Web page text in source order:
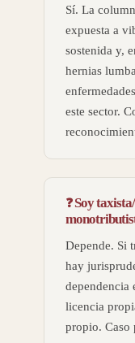
Sí. La
expuesta a
sostenida y,
hernias
este sector.
Soy
Depende. Si
hay
dependencia
licencia
propio. Caso